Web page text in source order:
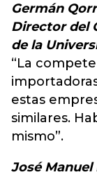
Germán
Director del
de la
“La
estas
similares.
mismo”.
José Manuel